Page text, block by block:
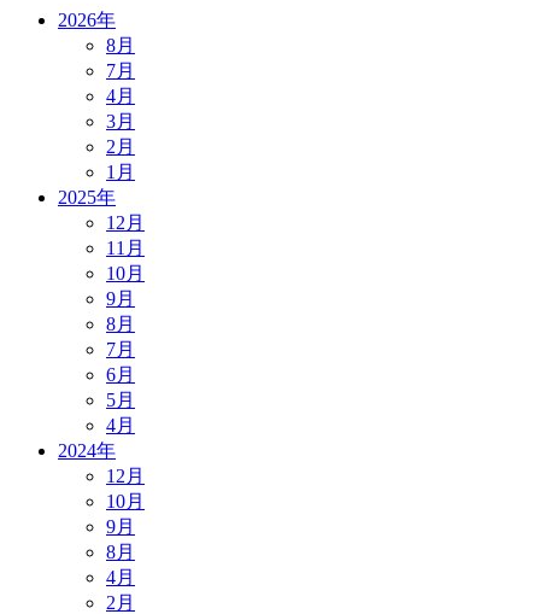
2026年
8月
7月
4月
3月
2月
1月
2025年
12月
11月
10月
9月
8月
7月
6月
5月
4月
2024年
12月
10月
9月
8月
4月
2月